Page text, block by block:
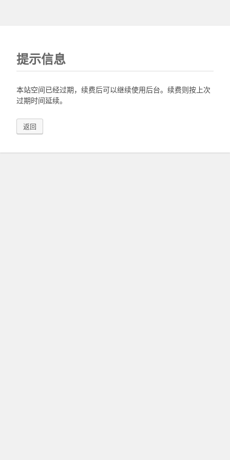
提示信息
本站空间已经过期，续费后可以继续使用后台。续费则按上次
过期时间延续。
返回